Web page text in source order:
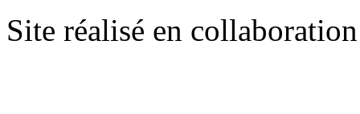
Site réalisé en